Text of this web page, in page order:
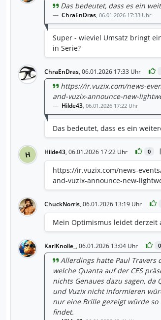
Das bedeutet, dass es ein
ChraEnDras, 06.01.2026 17:33 Uhr
Super - wieviel Umsatz bringt
in Serie?
ChraEnDras, 06.01.2026 17:33 Uhr
https://ir.vuzix.com/news-
and-vuzix-announce-new-
Hilde43, 06.01.2026 17:22 Uhr
Das bedeutet, dass es ein
H Hilde43, 06.01.2026 17:22 Uhr 0
https://ir.vuzix.com/news-
and-vuzix-announce-new-
ChuckNorris, 06.01.2026 13:19 Uhr
Mein Optimismus leidet derzeit
KarlKnolle_ , 06.01.2026 13:04 Uhr 0
Allerdings hatte Paul Travers
welche Quanta auf der CES
nichts Genaues dazu sagen, da
und Vuzix nicht informieren
nur eine Brille gezeigt würde
findet.